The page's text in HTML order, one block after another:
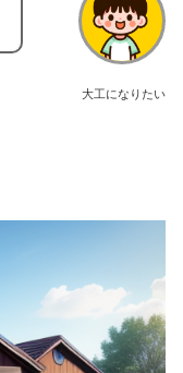
大工になりたい